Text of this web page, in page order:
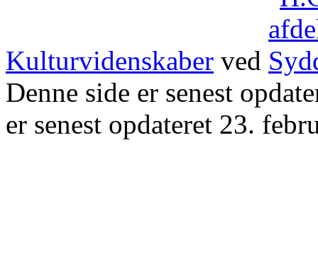
Kulturvidenskaber ved
Denne side er senest
er senest opdateret 23.